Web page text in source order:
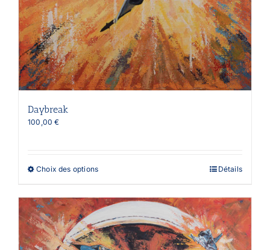
Daybreak
100,00€
Choix des optionsCe
plusieurs
variations.
Les
options
peuvent
Détails